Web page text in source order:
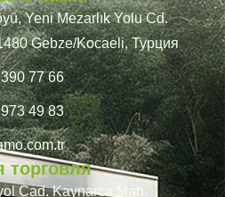
Yeni Mezarlık Yolu Cd.
Gebze/Kocaeli, Турция
77 66
49 83
торговля
Cad. Kaynarca Mah.